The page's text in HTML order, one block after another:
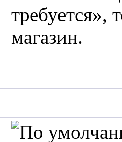
требуется»,
магазин.